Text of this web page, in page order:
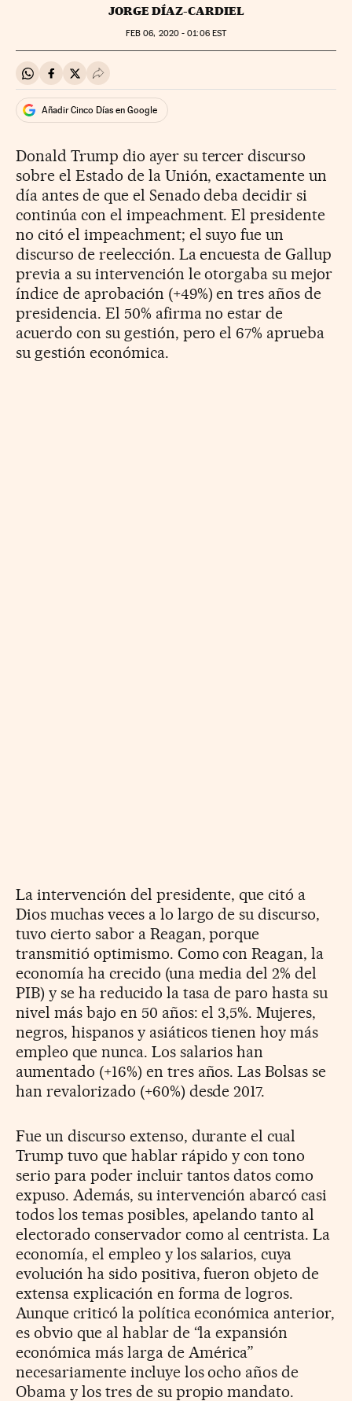
JORGE DÍAZ-CARDIEL
FEB 06, 2020 - 01:06EST
Compartir en Whatsapp
Compartir en Facebook
Compartir en Twitter
Desplegar Redes Sociales
Añadir Cinco Días en Google
Donald Trump dio ayer su tercer discurso
sobre el Estado de la Unión, exactamente un
día antes de que el Senado deba decidir si
continúa con el impeachment. El presidente
no citó el impeachment; el suyo fue un
discurso de reelección. La encuesta de Gallup
previa a su intervención le otorgaba su mejor
índice de aprobación (+49%) en tres años de
presidencia. El 50% afirma no estar de
acuerdo con su gestión, pero el 67% aprueba
su gestión económica.
La intervención del presidente, que citó a
Dios muchas veces a lo largo de su discurso,
tuvo cierto sabor a Reagan, porque
transmitió optimismo. Como con Reagan, la
economía ha crecido (una media del 2% del
PIB) y se ha reducido la tasa de paro hasta su
nivel más bajo en 50 años: el 3,5%. Mujeres,
negros, hispanos y asiáticos tienen hoy más
empleo que nunca. Los salarios han
aumentado (+16%) en tres años. Las Bolsas se
han revalorizado (+60%) desde 2017.
Fue un discurso extenso, durante el cual
Trump tuvo que hablar rápido y con tono
serio para poder incluir tantos datos como
expuso. Además, su intervención abarcó casi
todos los temas posibles, apelando tanto al
electorado conservador como al centrista. La
economía, el empleo y los salarios, cuya
evolución ha sido positiva, fueron objeto de
extensa explicación en forma de logros.
Aunque criticó la política económica anterior,
es obvio que al hablar de “la expansión
económica más larga de América”
necesariamente incluye los ocho años de
Obama y los tres de su propio mandato.